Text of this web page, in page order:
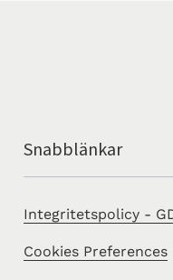
Snabblänkar
Integritetspolicy -
Cookies Preferences